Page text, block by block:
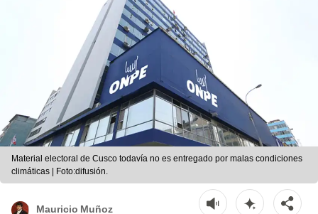
Material electoral de Cusco todavía no es entregado por malas condiciones
climáticas | Foto:difusión.
Mauricio Muñoz